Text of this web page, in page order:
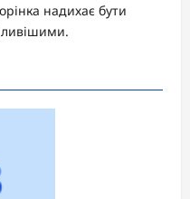
надихає бути